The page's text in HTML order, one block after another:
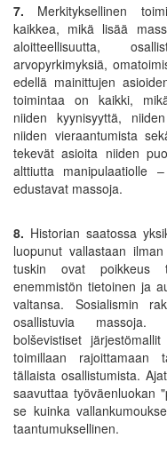
7. Merkityksellinen
kaikkea, mikä lisää
aloitteellisuutta,
arvopyrkimyksiä,
edellä mainittujen
toimintaa on kaikki,
niiden kyynisyyttä,
niiden vieraantumista
tekevät asioita niiden
alttiutta manipulaatiolle
edustavat massoja.
8. Historian saatossa
luopunut vallastaan
tuskin ovat poikkeus
enemmistön tietoinen ja
valtansa. Sosialismin
osallistuvia massoja.
bolševistiset
toimillaan rajoittamaan
tällaista osallistumista.
saavuttaa työväenluokan
se kuinka
taantumuksellinen.